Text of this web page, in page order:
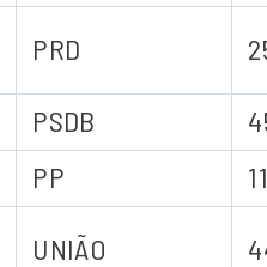
PRD
PSDB
PP
UNIÃO